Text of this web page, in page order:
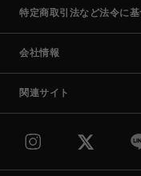
特定商取引法など法令に
会社情報
関連サイト